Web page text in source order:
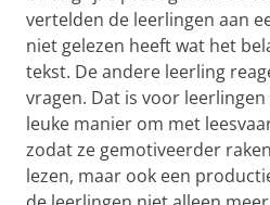
vertelden de leerlingen aan
niet gelezen heeft wat het
tekst. De andere leerling
vragen. Dat is voor
leuke manier om met
zodat ze gemotiveerder
lezen, maar ook een